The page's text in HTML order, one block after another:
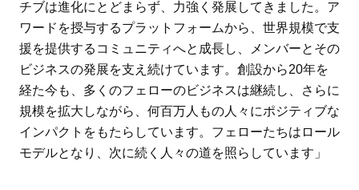
チブは進化にとどまらず、力強く発展してきました。ア
ワードを授与するプラットフォームから、世界規模で支
援を提供するコミュニティへと成長し、メンバーとその
ビジネスの発展を支え続けています。創設から20年を
経た今も、多くのフェローのビジネスは継続し、さらに
規模を拡大しながら、何百万人もの人々にポジティブな
インパクトをもたらしています。フェローたちはロール
モデルとなり、次に続く人々の道を照らしています」